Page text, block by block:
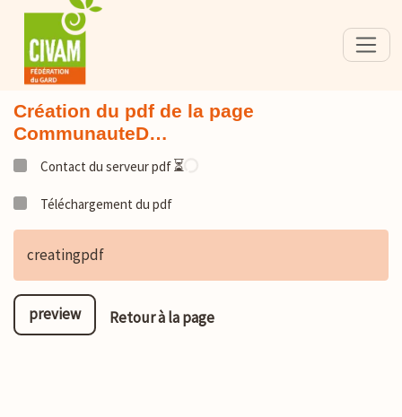
Création du pdf de la page
CommunauteD…
Contact du serveur pdf⏳
Téléchargement du pdf
creatingpdf
preview Retour à la page